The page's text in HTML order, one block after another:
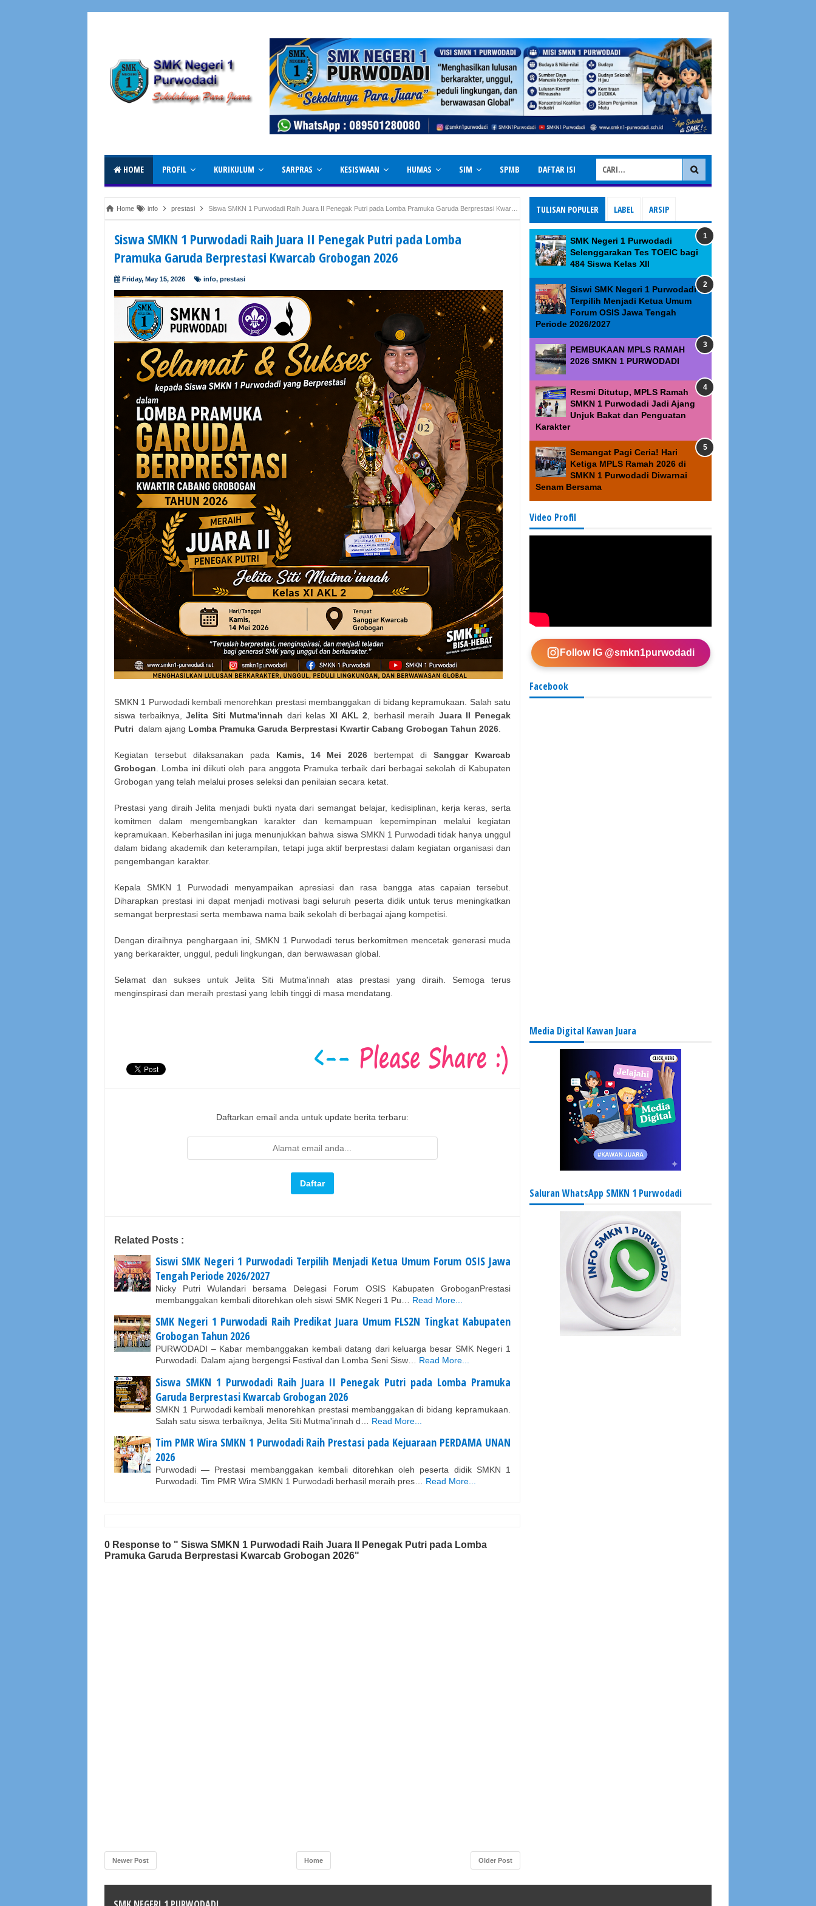
HOME PROFIL KURIKULUM SARPRAS KESISWAAN HUMAS SIM SPMB DAFTAR ISI
Home info prestasi Siswa SMKN 1 Purwodadi Raih Juara II Penegak Putri pada Lomba Pramuka Garuda Berprestasi Kwarcab Grobogan 2026
Siswa SMKN 1 Purwodadi Raih Juara II Penegak Putri pada Lomba
Pramuka Garuda Berprestasi Kwarcab Grobogan 2026
Friday, May 15, 2026 info, prestasi
SMKN 1 Purwodadi kembali menorehkan prestasi membanggakan di bidang kepramukaan. Salah satu
siswa terbaiknya,Jelita Siti Mutma'innah dari kelasXI AKL 2 , berhasil meraih Juara II Penegak
Putri dalam ajang Lomba Pramuka Garuda Berprestasi Kwartir Cabang Grobogan Tahun 2026
Kegiatan tersebut dilaksanakan pada Kamis, 14 Mei 2026 bertempat diSanggar Kwarcab
Grobogan . Lomba ini diikuti oleh para anggota Pramuka terbaik dari berbagai sekolah di Kabupaten
Grobogan yang telah melalui proses seleksi dan penilaian secara ketat.
Prestasi yang diraih Jelita menjadi bukti nyata dari semangat belajar, kedisiplinan, kerja keras, serta
komitmen dalam mengembangkan karakter dan kemampuan kepemimpinan melalui kegiatan
kepramukaan. Keberhasilan ini juga menunjukkan bahwa siswa SMKN 1 Purwodadi tidak hanya unggul
dalam bidang akademik dan keterampilan, tetapi juga aktif berprestasi dalam kegiatan organisasi dan
pengembangan karakter.
Kepala SMKN 1 Purwodadi menyampaikan apresiasi dan rasa bangga atas capaian tersebut.
Diharapkan prestasi ini dapat menjadi motivasi bagi seluruh peserta didik untuk terus meningkatkan
semangat berprestasi serta membawa nama baik sekolah di berbagai ajang kompetisi.
Dengan diraihnya penghargaan ini, SMKN 1 Purwodadi terus berkomitmen mencetak generasi muda
yang berkarakter, unggul, peduli lingkungan, dan berwawasan global.
Selamat dan sukses untuk Jelita Siti Mutma'innah atas prestasi yang diraih. Semoga terus
menginspirasi dan meraih prestasi yang lebih tinggi di masa mendatang.
Daftarkan email anda untuk update berita terbaru:
Related Posts :
Siswi SMK Negeri 1 Purwodadi Terpilih Menjadi Ketua Umum Forum OSIS Jawa
Tengah Periode 2026/2027
Nicky Putri Wulandari bersama Delegasi Forum OSIS Kabupaten GroboganPrestasi
membanggakan kembali ditorehkan oleh siswi SMK Negeri 1 Pu…
Read More...
SMK Negeri 1 Purwodadi Raih Predikat Juara Umum FLS2N Tingkat Kabupaten
Grobogan Tahun 2026
PURWODADI – Kabar membanggakan kembali datang dari keluarga besar SMK Negeri 1
Purwodadi. Dalam ajang bergengsi Festival dan Lomba Seni Sisw…
Read More...
Siswa SMKN 1 Purwodadi Raih Juara II Penegak Putri pada Lomba Pramuka
Garuda Berprestasi Kwarcab Grobogan 2026
SMKN 1 Purwodadi kembali menorehkan prestasi membanggakan di bidang kepramukaan.
Salah satu siswa terbaiknya, Jelita Siti Mutma'innah d…
Read More...
Tim PMR Wira SMKN 1 Purwodadi Raih Prestasi pada Kejuaraan PERDAMA UNAN
2026
Purwodadi — Prestasi membanggakan kembali ditorehkan oleh peserta didik SMKN 1
Purwodadi. Tim PMR Wira SMKN 1 Purwodadi berhasil meraih pres…
Read More...
0 Response to " Siswa SMKN 1 Purwodadi Raih Juara II Penegak Putri pada Lomba
Pramuka Garuda Berprestasi Kwarcab Grobogan 2026"
Newer Post Older Post
Home
TULISAN POPULER LABEL ARSIP
SMK Negeri 1 Purwodadi
Selenggarakan Tes TOEIC bagi
484 Siswa Kelas XII
Siswi SMK Negeri 1 Purwodadi
Terpilih Menjadi Ketua Umum
Forum OSIS Jawa Tengah
Periode 2026/2027
PEMBUKAAN MPLS RAMAH
2026 SMKN 1 PURWODADI
Resmi Ditutup, MPLS Ramah
SMKN 1 Purwodadi Jadi Ajang
Unjuk Bakat dan Penguatan
Karakter
Semangat Pagi Ceria! Hari
Ketiga MPLS Ramah 2026 di
SMKN 1 Purwodadi Diwarnai
Senam Bersama
Video Profil
Follow IG @smkn1purwodadi
Facebook
Media Digital Kawan Juara
Saluran WhatsApp SMKN 1 Purwodadi